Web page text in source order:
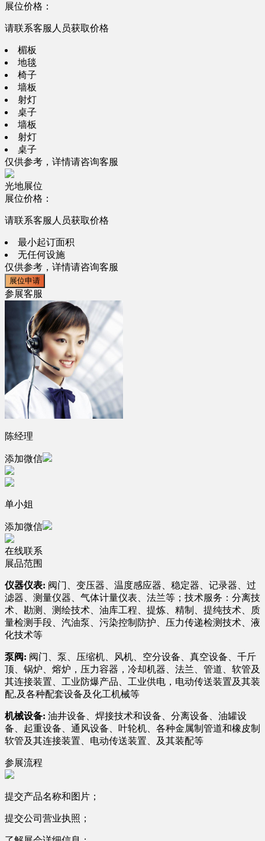
展位价格：
请联系客服人员获取价格
楣板
地毯
椅子
墙板
射灯
桌子
墙板
射灯
桌子
仅供参考，详情请咨询客服
光地展位
展位价格：
请联系客服人员获取价格
最小起订面积
无任何设施
仅供参考，详情请咨询客服
展位申请
参展客服
陈经理
添加微信
单小姐
添加微信
在线联系
展品范围
仪器仪表: 阀门、变压器、温度感应器、稳定器、记录器、过
滤器、测量仪器、气体计量仪表、法兰等；技术服务：分离技
术、勘测、测绘技术、油库工程、提炼、精制、提纯技术、质
量检测手段、汽油泵、污染控制防护、压力传递检测技术、液
化技术等
泵阀: 阀门、泵、压缩机、风机、空分设备、真空设备、千斤
顶、锅炉、熔炉，压力容器，冷却机器、法兰、管道、软管及
其连接装置、工业防爆产品、工业供电，电动传送装置及其装
配,及各种配套设备及化工机械等
机械设备: 油井设备、焊接技术和设备、分离设备、油罐设
备、起重设备、通风设备、叶轮机、各种金属制管道和橡皮制
软管及其连接装置、电动传送装置、及其装配等
参展流程
提交产品名称和图片；
提交公司营业执照；